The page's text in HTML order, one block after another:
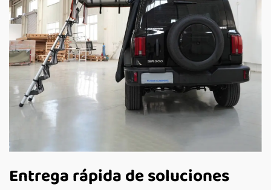
Entrega rápida de soluciones